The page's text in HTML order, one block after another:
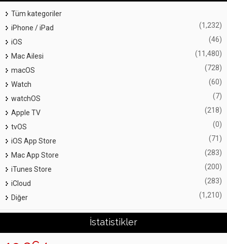
Tüm kategoriler
iPhone / iPad
(1,232)
iOS (46)
Mac Ailesi (11,480)
macOS (728)
Watch (60)
watchOS (7)
Apple TV (218)
tvOS (0)
iOS App Store (71)
Mac App Store (283)
iTunes Store (200)
iCloud (283)
Diğer (1,210)
İstatistikler